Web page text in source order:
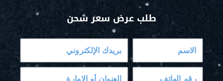
o
o
e
b
e
طلب عرض سعر شحن